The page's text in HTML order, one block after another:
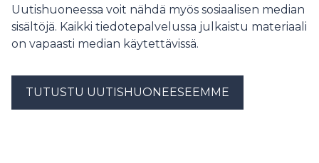
Uutishuoneessa voit nähdä myös sosiaalisen median
sisältöjä. Kaikki tiedotepalvelussa julkaistu materiaali
on vapaasti median käytettävissä.
TUTUSTU UUTISHUONEESEEMME